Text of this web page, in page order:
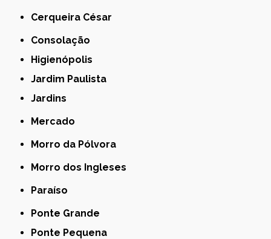
Cerqueira César
Consolação
Higienópolis
Jardim Paulista
Jardins
Mercado
Morro da Pólvora
Morro dos Ingleses
Paraíso
Ponte Grande
Ponte Pequena